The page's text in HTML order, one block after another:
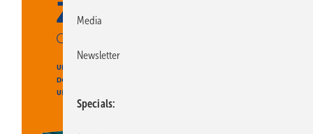
Media
Newsletter
Specials